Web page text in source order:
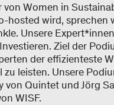
von Women in
hosted wird, sprechen
Unsere
Ziel der
der effizienteste
zu leisten. Unsere
von Quintet und Jörg
WISF.